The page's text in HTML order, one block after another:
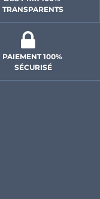
TRANSPARENTS
PAIEMENT 100%
SÉCURISÉ